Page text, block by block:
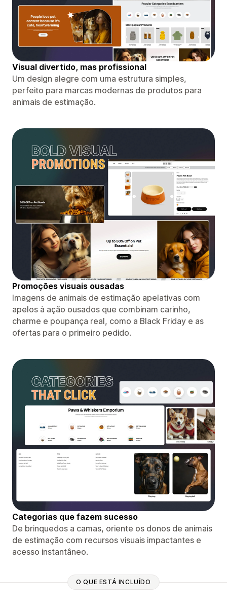
Visual divertido, mas profissional
Um design alegre com uma estrutura simples,
perfeito para marcas modernas de produtos para
animais de estimação.
Promoções visuais ousadas
Imagens de animais de estimação apelativas com
apelos à ação ousados ​​que combinam carinho,
charme e poupança real, como a Black Friday e as
ofertas para o primeiro pedido.
Categorias que fazem sucesso
De brinquedos a camas, oriente os donos de animais
de estimação com recursos visuais impactantes e
acesso instantâneo.
O QUE ESTÁ INCLUÍDO